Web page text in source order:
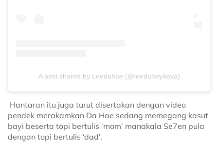
A post shared by Leedahae (@leedahey4eva)
Hantaran itu juga turut disertakan dengan video
pendek merakamkan Da Hae sedang memegang kasut
bayi beserta topi bertulis ‘mom’ manakala Se7en pula
dengan topi bertulis ‘dad’.